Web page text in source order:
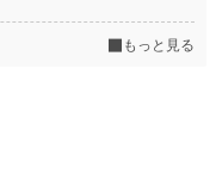
もっと見る